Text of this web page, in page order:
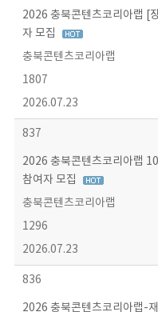
2026 충북콘텐츠코리아랩 [
자 모집
충북콘텐츠코리아랩
1807
2026.07.23
837
2026 충북콘텐츠코리아랩
참여자 모집
충북콘텐츠코리아랩
1296
2026.07.23
836
2026 충북콘텐츠코리아랩-